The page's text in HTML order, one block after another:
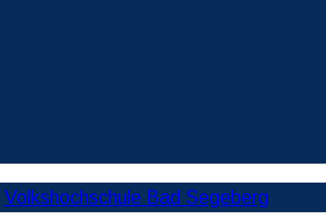
Volkshochschule Bad Segeberg